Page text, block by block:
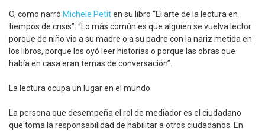
O, como narró Michele Petiten su libro “El arte de la lectura en
tiempos de crisis”: “Lo más común es que alguien se vuelva lector
porque de niño vio a su madre o a su padre con la nariz metida en
los libros, porque los oyó leer historias o porque las obras que
había en casa eran temas de conversación”.
La lectura ocupa un lugar en el mundo
La persona que desempeña el rol de mediador es el ciudadano
que toma la responsabilidad de habilitar a otros ciudadanos. En